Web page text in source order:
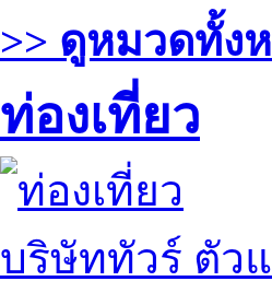
>> ดูหมวดทั้ง
ท่องเที่ยว
บริษัททัวร์ ตัว